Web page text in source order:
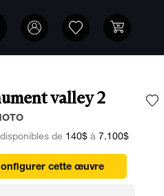
valley 2
de 140$à 7.100$
cette œuvre